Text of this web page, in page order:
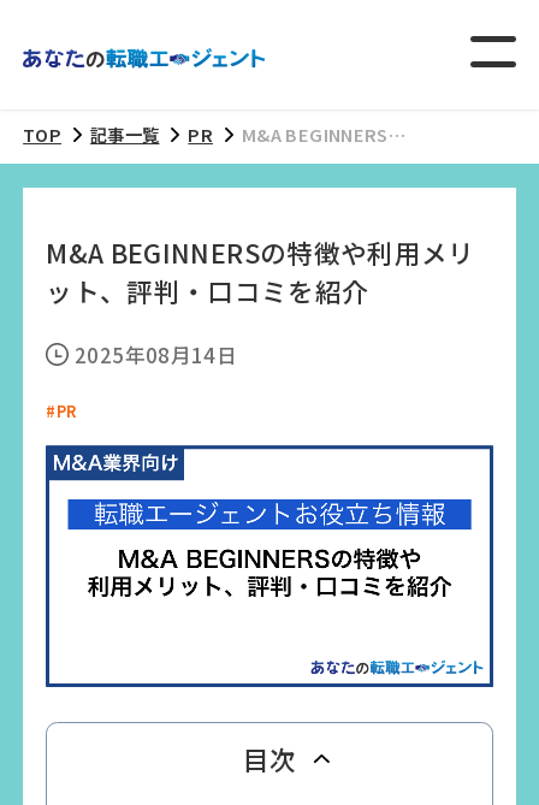
TOP 記事一覧 PR
M&A BEGINNERSの
特徴や利用メリッ
M&A BEGINNERSの特徴や利用メリ
ット、評判・口コミを紹介
2025年08月14日
#PR
目次